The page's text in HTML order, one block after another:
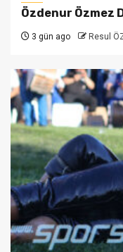
Özdenur Özmez
3 gün ago Resul